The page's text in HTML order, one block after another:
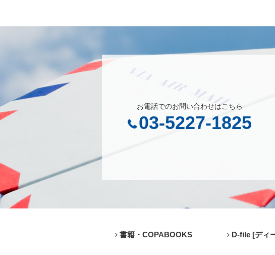
お電話でのお問い合わせはこちら
03-5227-1825
書籍・COPABOOKS D-file [ディ